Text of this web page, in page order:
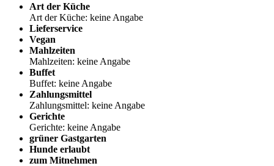
Art der Küche
Art der Küche: keine Angabe
Lieferservice
Vegan
Mahlzeiten
Mahlzeiten: keine Angabe
Buffet
Buffet: keine Angabe
Zahlungsmittel
Zahlungsmittel: keine Angabe
Gerichte
Gerichte: keine Angabe
grüner Gastgarten
Hunde erlaubt
zum Mitnehmen